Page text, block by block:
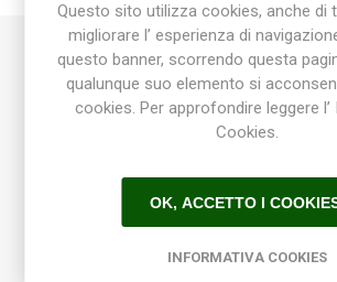
Plastica iniezione / rotazionale e
attraverso una tecnica di produzione che li
esterno
Questo sito utilizza cookies, anche di
migliorare l’ esperienza di
questo banner, scorrendo questa
qualunque suo elemento si
cookies. Per approfondire leggere
Cookies.
OK, ACCETTO I
INFORMATIVA COOKIES